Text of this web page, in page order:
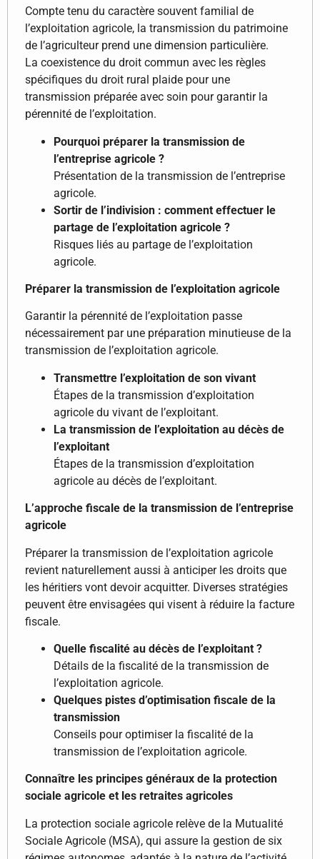
Compte tenu du caractère souvent familial de
l’exploitation agricole, la transmission du patrimoine
de l’agriculteur prend une dimension particulière.
La coexistence du droit commun avec les règles
spécifiques du droit rural plaide pour une
transmission préparée avec soin pour garantir la
pérennité de l’exploitation.
Pourquoi préparer la transmission de
l’entreprise agricole ?
Présentation de la transmission de l’entreprise
agricole.
Sortir de l’indivision : comment effectuer le
partage de l’exploitation agricole ?
Risques liés au partage de l’exploitation
agricole.
Préparer la transmission de l’exploitation agricole
Garantir la pérennité de l’exploitation passe
nécessairement par une préparation minutieuse de la
transmission de l’exploitation agricole.
Transmettre l’exploitation de son vivant
Étapes de la transmission d’exploitation
agricole du vivant de l’exploitant.
La transmission de l’exploitation au décès de
l’exploitant
Étapes de la transmission d’exploitation
agricole au décès de l’exploitant.
L’approche fiscale de la transmission de l’entreprise
agricole
Préparer la transmission de l’exploitation agricole
revient naturellement aussi à anticiper les droits que
les héritiers vont devoir acquitter. Diverses stratégies
peuvent être envisagées qui visent à réduire la facture
fiscale.
Quelle fiscalité au décès de l’exploitant ?
Détails de la fiscalité de la transmission de
l’exploitation agricole.
Quelques pistes d’optimisation fiscale de la
transmission
Conseils pour optimiser la fiscalité de la
transmission de l’exploitation agricole.
Connaître les principes généraux de la protection
sociale agricole et les retraites agricoles
La protection sociale agricole relève de la Mutualité
Sociale Agricole (MSA), qui assure la gestion de six